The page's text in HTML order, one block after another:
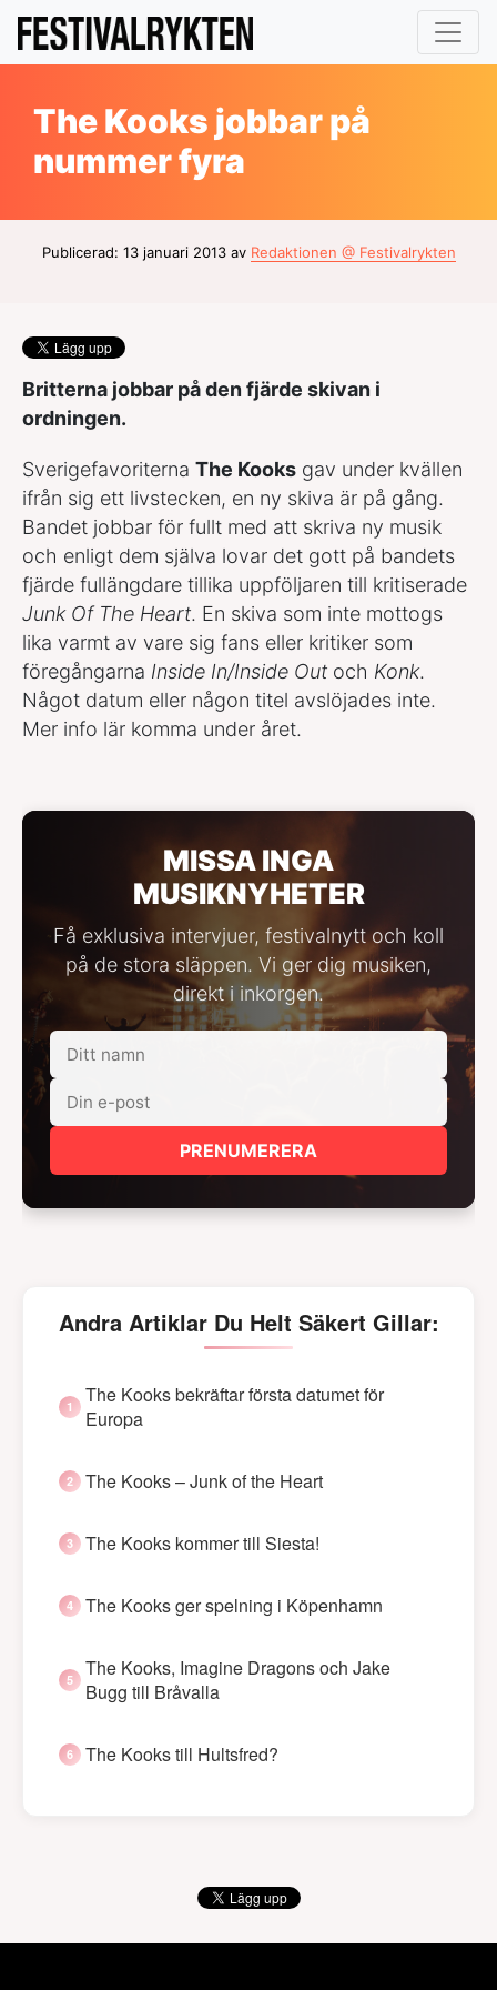
The Kooks jobbar på
nummer fyra
Publicerad: 13 januari 2013 av Redaktionen @ Festivalrykten
Britterna jobbar på den fjärde skivan i
ordningen.
Sverigefavoriterna The Kooks gav under kvällen
ifrån sig ett livstecken, en ny skiva är på gång.
Bandet jobbar för fullt med att skriva ny musik
och enligt dem själva lovar det gott på bandets
fjärde fullängdare tillika uppföljaren till kritiserade
Junk Of The Heart. En skiva som inte mottogs
lika varmt av vare sig fans eller kritiker som
föregångarna Inside In/Inside Out och Konk.
Något datum eller någon titel avslöjades inte.
Mer info lär komma under året.
MISSA INGA
MUSIKNYHETER
Få exklusiva intervjuer, festivalnytt och koll
på de stora släppen. Vi ger dig musiken,
direkt i inkorgen.
PRENUMERERA
Andra Artiklar Du Helt Säkert Gillar:
The Kooks bekräftar första datumet för
Europa
The Kooks – Junk of the Heart
The Kooks kommer till Siesta!
The Kooks ger spelning i Köpenhamn
The Kooks, Imagine Dragons och Jake
Bugg till Bråvalla
The Kooks till Hultsfred?